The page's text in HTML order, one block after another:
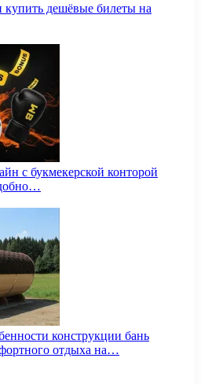
дешёвые билеты на
с букмекерской конторой
конструкции бань
отдыха на…